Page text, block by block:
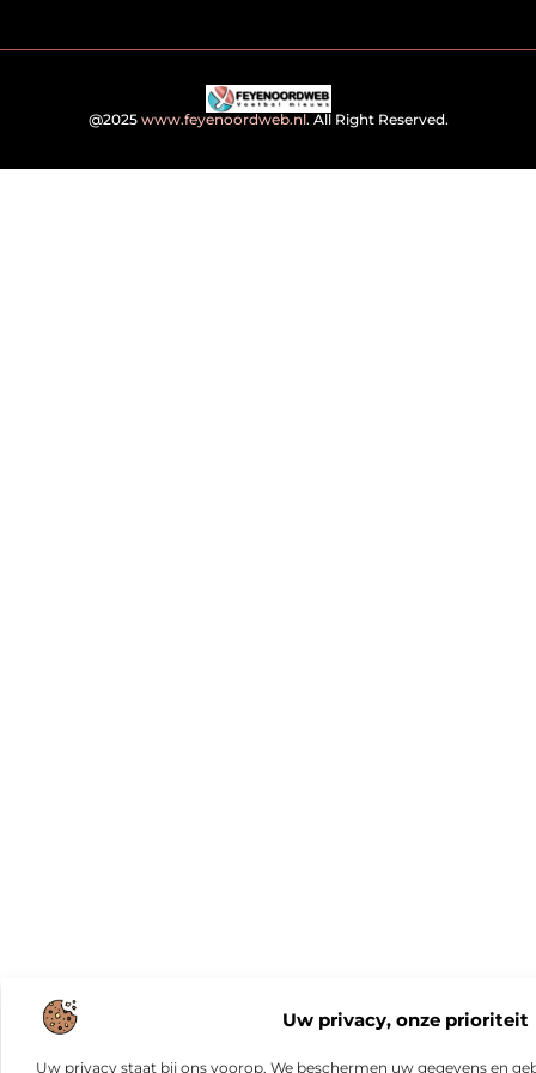
Uw privacy, onze prioriteit
Uw privacy staat bij ons voorop. We beschermen uw gegevens en
@2025 www.feyenoordweb.nl. All Right Reserved.